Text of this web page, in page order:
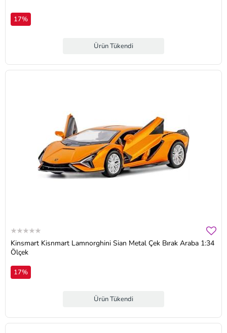
17%
Ürün Tükendi
Kinsmart Kisnmart Lamnorghini Sian Metal Çek Bırak Araba 1:34
Ölçek
17%
Ürün Tükendi